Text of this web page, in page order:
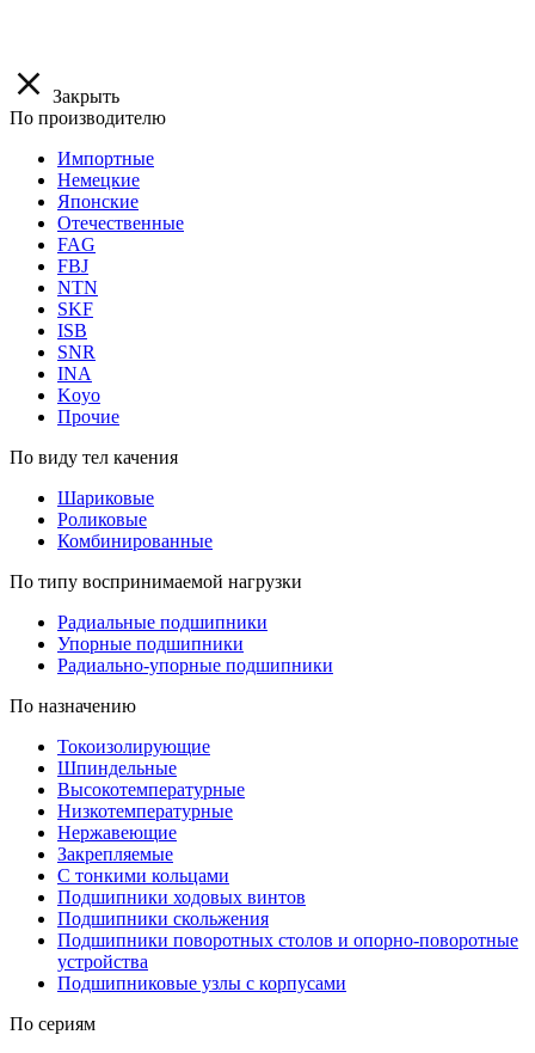
Закрыть
По производителю
Импортные
Немецкие
Японские
Отечественные
FAG
FBJ
NTN
SKF
ISB
SNR
INA
Koyo
Прочие
По виду тел качения
Шариковые
Роликовые
Комбинированные
По типу воспринимаемой нагрузки
Радиальные подшипники
Упорные подшипники
Радиально-упорные подшипники
По назначению
Токоизолирующие
Шпиндельные
Высокотемпературные
Низкотемпературные
Нержавеющие
Закрепляемые
С тонкими кольцами
Подшипники ходовых винтов
Подшипники скольжения
Подшипники поворотных столов и опорно-поворотные
устройства
Подшипниковые узлы с корпусами
По сериям